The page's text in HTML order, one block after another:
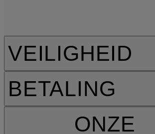
VEILIGHEID
BETALING
ONZE